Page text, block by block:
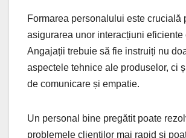
Formarea personalului este crucială
asigurarea unor interacțiuni eficiente
Angajații trebuie să fie instruiți nu
aspectele tehnice ale produselor, ci
de comunicare și empatie.
Un personal bine pregătit poate
problemele clienților mai rapid și